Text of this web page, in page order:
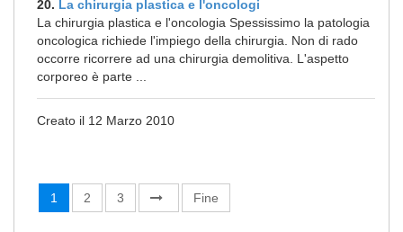
20. La chirurgia plastica e l'oncologi
La chirurgia plastica e l'oncologia Spessissimo la patologia
oncologica richiede l'impiego della chirurgia. Non di rado
occorre ricorrere ad una chirurgia demolitiva. L'aspetto
corporeo è parte ...
Creato il 12 Marzo 2010
1 2 3 Fine